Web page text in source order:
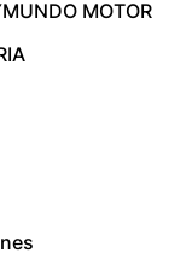
MUNDO MOTOR